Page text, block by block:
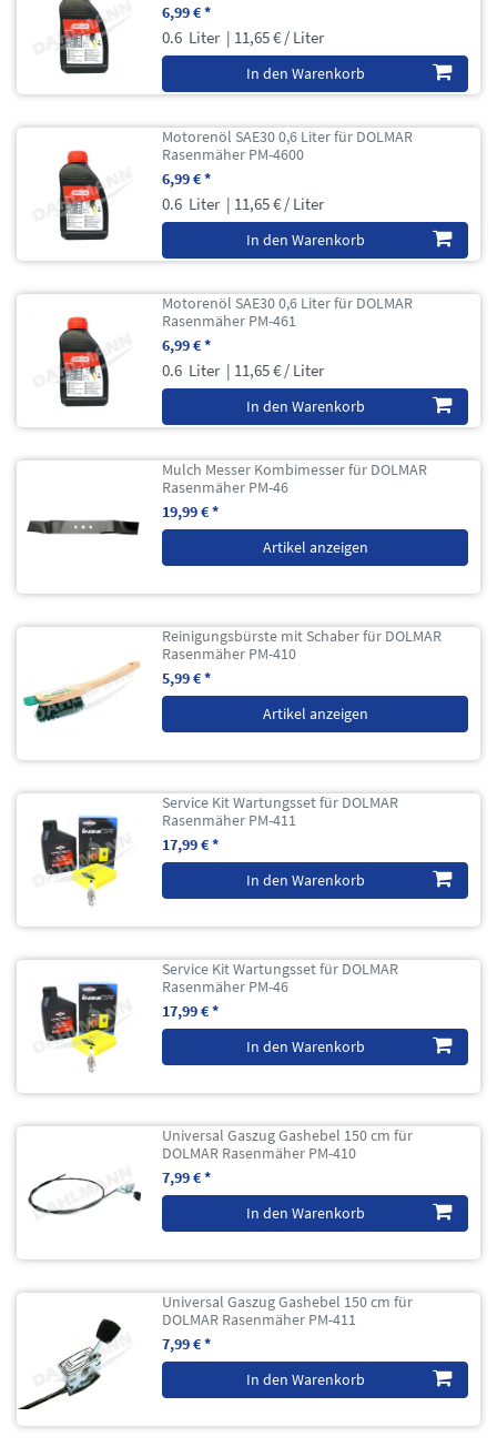
6,99 € *
0.6 Liter | 11,65 € / Liter
In den Warenkorb
Motorenöl SAE30 0,6 Liter für DOLMAR
Rasenmäher PM-4600
6,99 € *
0.6 Liter | 11,65 € / Liter
In den Warenkorb
Motorenöl SAE30 0,6 Liter für DOLMAR
Rasenmäher PM-461
6,99 € *
0.6 Liter | 11,65 € / Liter
In den Warenkorb
Mulch Messer Kombimesser für DOLMAR
Rasenmäher PM-46
19,99 € *
Artikel anzeigen
Reinigungsbürste mit Schaber für DOLMAR
Rasenmäher PM-410
5,99 € *
Artikel anzeigen
Service Kit Wartungsset für DOLMAR
Rasenmäher PM-411
17,99 € *
In den Warenkorb
Service Kit Wartungsset für DOLMAR
Rasenmäher PM-46
17,99 € *
In den Warenkorb
Universal Gaszug Gashebel 150 cm für
DOLMAR Rasenmäher PM-410
7,99 € *
In den Warenkorb
Universal Gaszug Gashebel 150 cm für
DOLMAR Rasenmäher PM-411
7,99 € *
In den Warenkorb